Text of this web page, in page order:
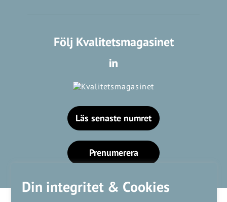
Din integritet & Cookies
Följ Kvalitetsmagasinet
Läs senaste numret
Prenumerera